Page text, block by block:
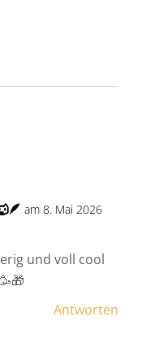
am 8. Mai 2026
und voll cool
Antworten